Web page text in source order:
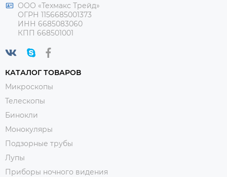
ООО «Техмакс Трейд»
ОГРН 1156685001373
ИНН 6685083060
КПП 668501001
КАТАЛОГ ТОВАРОВ
Микроскопы
Телескопы
Бинокли
Монокуляры
Подзорные трубы
Лупы
Приборы ночного видения